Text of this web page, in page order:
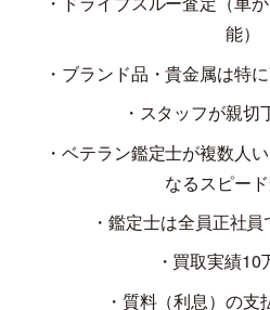
能）
・ブランド品・貴金属は特
・スタッフが親切
・ベテラン鑑定士が複数人
なるスピード
・鑑定士は全員正社
・買取実績10
・質料（利息）の支